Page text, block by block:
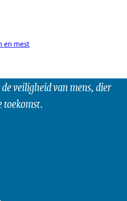
en mest
veiligheid van mens, dier
toekomst.